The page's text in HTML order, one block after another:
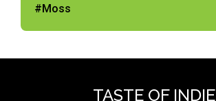
#Moss
TASTE OF INDIE